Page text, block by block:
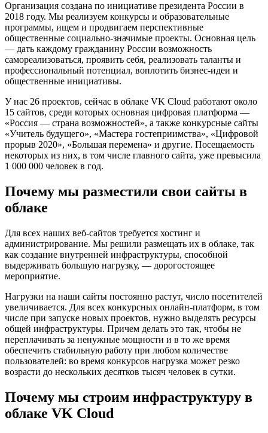
Организация создана по инициативе президента России в
2018 году. Мы реализуем конкурсы и образовательные
программы, ищем и продвигаем перспективные
общественные социально-значимые проекты. Основная цель
— дать каждому гражданину России возможность
самореализоваться, проявить себя, реализовать таланты и
профессиональный потенциал, воплотить бизнес-идеи и
общественные инициативы.
У нас 26 проектов, сейчас в облаке VK Cloud работают около
15 сайтов, среди которых основная цифровая платформа —
«Россия — страна возможностей», а также конкурсные сайты
«Учитель будущего», «Мастера гостеприимства», «Цифровой
прорыв 2020», «Большая перемена» и другие. Посещаемость
некоторых из них, в том числе главного сайта, уже превысила
1 000 000 человек в год.
Почему мы разместили свои сайты в
облаке
Для всех наших веб-сайтов требуется хостинг и
администрирование. Мы решили размещать их в облаке, так
как создание внутренней инфраструктуры, способной
выдерживать большую нагрузку, — дорогостоящее
мероприятие.
Нагрузки на наши сайты постоянно растут, число посетителей
увеличивается. Для всех конкурсных онлайн-платформ, в том
числе при запуске новых проектов, нужно выделять ресурсы
общей инфраструктуры. Причем делать это так, чтобы не
переплачивать за ненужные мощности и в то же время
обеспечить стабильную работу при любом количестве
пользователей: во время конкурсов нагрузка может резко
возрасти до нескольких десятков тысяч человек в сутки.
Почему мы строим инфраструктуру в
облаке VK Cloud